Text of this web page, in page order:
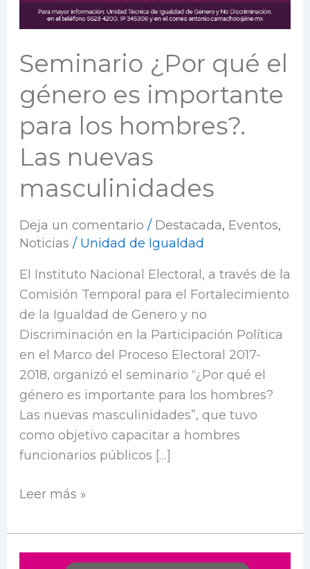
Seminario ¿Por qué el
género es importante
para los hombres?.
Las nuevas
masculinidades
Deja un comentario / Destacada, Eventos,
Noticias / Unidad de Igualdad
El Instituto Nacional Electoral, a través de la
Comisión Temporal para el Fortalecimiento
de la Igualdad de Genero y no
Discriminación en la Participación Política
en el Marco del Proceso Electoral 2017-
2018, organizó el seminario “¿Por qué el
género es importante para los hombres?
Las nuevas masculinidades”, que tuvo
como objetivo capacitar a hombres
funcionarios públicos […]
Leer más »
Plataforma